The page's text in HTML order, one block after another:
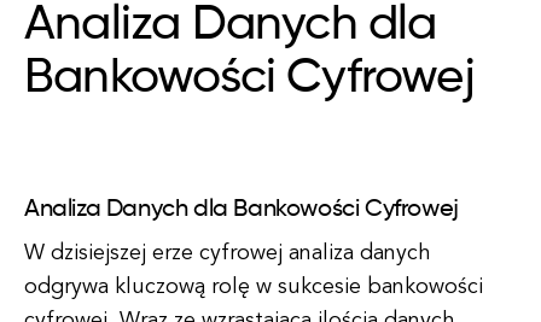
Analiza Danych dla
Bankowości Cyfrowej
Analiza Danych dla Bankowości Cyfrowej
W dzisiejszej erze cyfrowej analiza danych
odgrywa kluczową rolę w sukcesie bankowości